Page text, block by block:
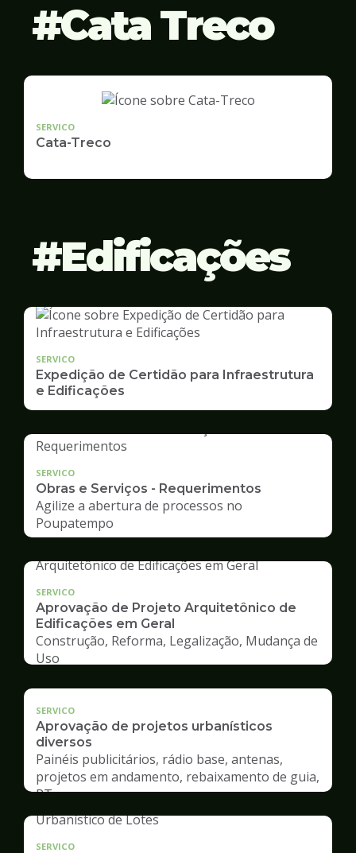
Cata Treco
SERVICO
Cata-Treco
Edificações
SERVICO
Expedição de Certidão para Infraestrutura
e Edificações
SERVICO
Obras e Serviços - Requerimentos
Agilize a abertura de processos no
Poupatempo
SERVICO
Aprovação de Projeto Arquitetônico de
Edificações em Geral
Construção, Reforma, Legalização, Mudança de
Uso
SERVICO
Aprovação de projetos urbanísticos
diversos
Painéis publicitários, rádio base, antenas,
projetos em andamento, rebaixamento de guia,
RT
SERVICO